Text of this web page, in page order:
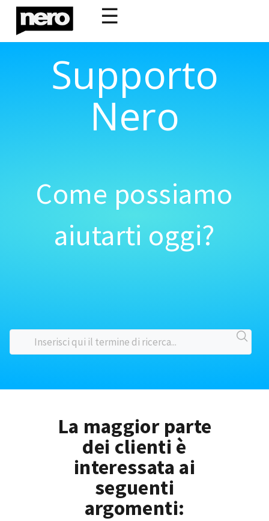
☰
Supporto
Nero
Come possiamo
aiutarti oggi?
La maggior parte
dei clienti è
interessata ai
seguenti
argomenti: